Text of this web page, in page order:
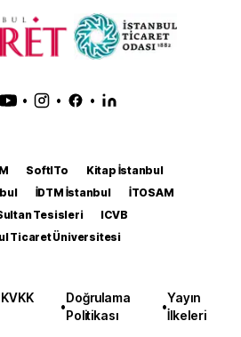
• • •
SoftITo
Kitap İstanbul
İDTM İstanbul
İTOSAM
Tesisleri
ICVB
Ticaret Üniversitesi
•
Doğrulama
Politikası
•
Yayın
İlkeleri